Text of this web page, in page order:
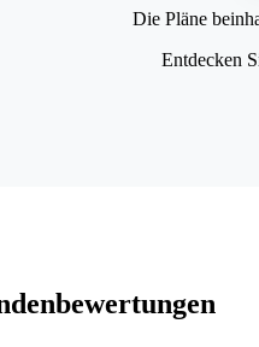
Die Pläne
Entdecken